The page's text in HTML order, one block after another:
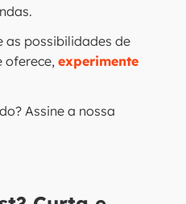
as possibilidades de
oferece, experimente
Assine a nossa